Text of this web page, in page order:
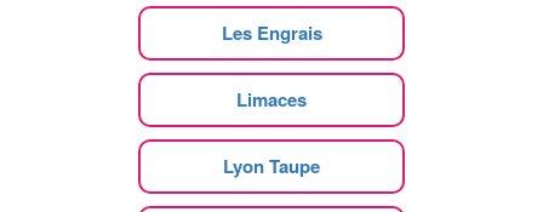
Les Engrais
Limaces
Lyon Taupe